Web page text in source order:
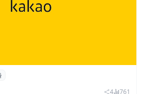
분기 매출 2조985억·영업
4 761